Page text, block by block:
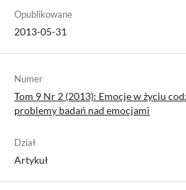
Opublikowane
2013-05-31
Numer
Tom 9 Nr 2 (2013): Emocje w życiu
problemy badań nad emocjami
Dział
Artykuł